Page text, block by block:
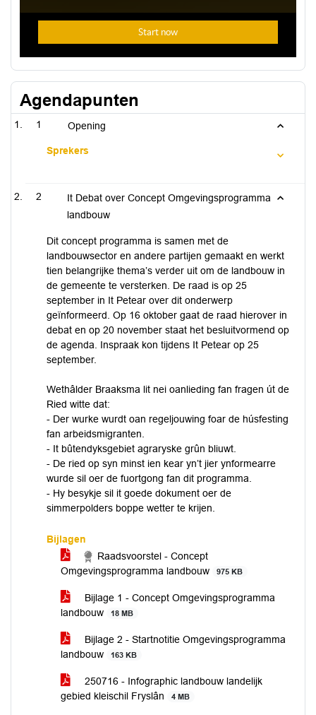
Agendapunten
1 Opening
Sprekers
2
It Debat over Concept Omgevingsprogramma
landbouw
Dit concept programma is samen met de
landbouwsector en andere partijen gemaakt en werkt
tien belangrijke thema’s verder uit om de landbouw in
de gemeente te versterken. De raad is op 25
september in It Petear over dit onderwerp
geïnformeerd. Op 16 oktober gaat de raad hierover in
debat en op 20 november staat het besluitvormend op
de agenda. Inspraak kon tijdens It Petear op 25
september.
Wethâlder Braaksma lit nei oanlieding fan fragen út de
Ried witte dat:
- Der wurke wurdt oan regeljouwing foar de húsfesting
fan arbeidsmigranten.
- It bûtendyksgebiet agraryske grûn bliuwt.
- De ried op syn minst ien kear yn’t jier ynformearre
wurde sil oer de fuortgong fan dit programma.
- Hy besykje sil it goede dokument oer de
simmerpolders boppe wetter te krijen.
Bijlagen
Raadsvoorstel - Concept
Omgevingsprogramma landbouw
975 KB
Bijlage 1 - Concept Omgevingsprogramma
landbouw
18 MB
Bijlage 2 - Startnotitie Omgevingsprogramma
landbouw
163 KB
250716 - Infographic landbouw landelijk
gebied kleischil Fryslân
4 MB